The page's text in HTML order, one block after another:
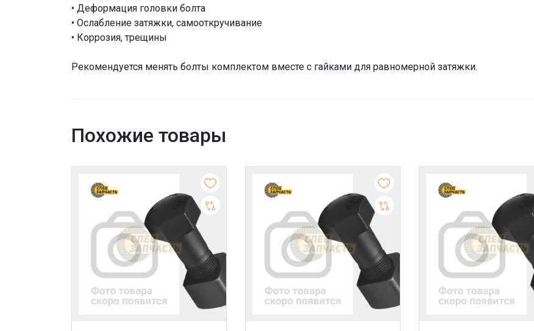
• Деформация головки болта
• Ослабление затяжки, самооткручивание
• Коррозия, трещины
Рекомендуется менять болты комплектом вместе с гайками для равномерной затяжки.
Похожие товары